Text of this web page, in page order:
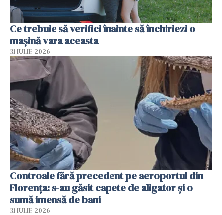
Ce trebuie să verifici înainte să închiriezi o
mașină vara aceasta
31 IULIE 2026
Controale fără precedent pe aeroportul din
Florența: s-au găsit capete de aligator și o
sumă imensă de bani
31 IULIE 2026